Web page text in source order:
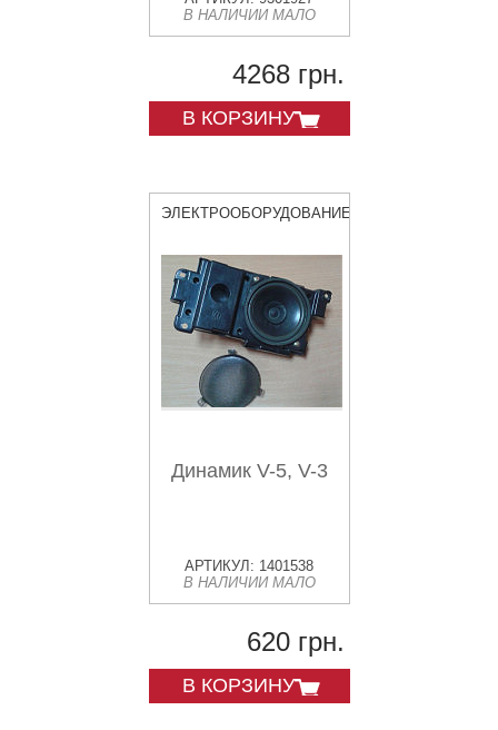
В НАЛИЧИИ МАЛО
4268 грн.
В КОРЗИНУ
ЭЛЕКТРООБОРУДОВАНИЕ
Динамик V-5, V-3
АРТИКУЛ: 1401538
В НАЛИЧИИ МАЛО
620 грн.
В КОРЗИНУ